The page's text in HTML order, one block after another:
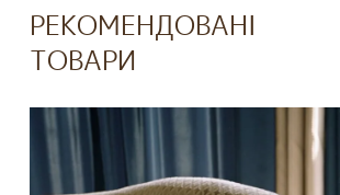
РЕКОМЕНДОВАНІ
ТОВАРИ